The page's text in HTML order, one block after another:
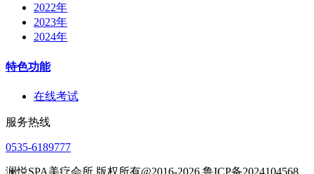
2022年
2023年
2024年
特色功能
在线考试
服务热线
0535-6189777
澜悦SPA美疗会所 版权所有@2016-2026 鲁ICP备2024104568